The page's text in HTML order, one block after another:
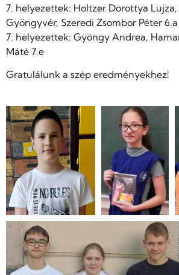
7. helyezettek: Holtzer Dorottya
Gyöngyvér, Szeredi Zsombor Péter 6.a
7. helyezettek: Gyöngy Andrea,
Máté 7.e
Gratulálunk a szép eredményekhez!